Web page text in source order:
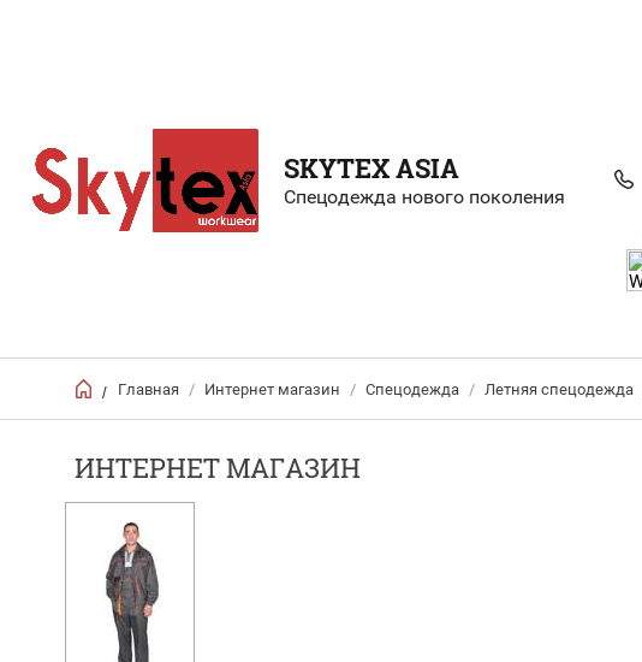
SKYTEX ASIA
Спецодежда нового поколения
/ Главная / Интернет магазин / Спецодежда / Летняя спецодежда
ИНТЕРНЕТ МАГАЗИН